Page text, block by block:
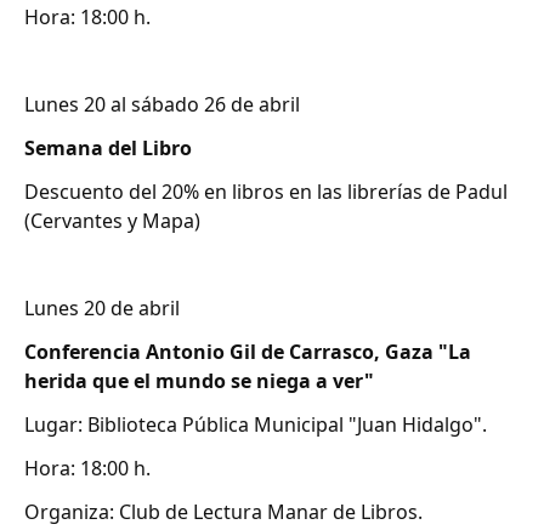
Hora: 18:00 h.
Lunes 20 al sábado 26 de abril
Semana del Libro
Descuento del 20% en libros en las librerías de Padul
(Cervantes y Mapa)
Lunes 20 de abril
Conferencia Antonio Gil de Carrasco, Gaza "La
herida que el mundo se niega a ver"
Lugar: Biblioteca Pública Municipal "Juan Hidalgo".
Hora: 18:00 h.
Organiza: Club de Lectura Manar de Libros.